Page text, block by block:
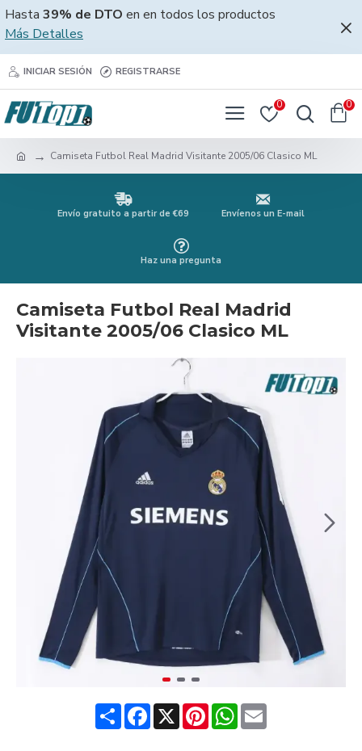
Hasta 39% de DTO en en todos los productos
Más Detalles
INICIAR SESIÓN REGISTRARSE
0 0
Camiseta Futbol Real Madrid Visitante 2005/06 Clasico ML
Envío gratuito a partir de €69 Envíenos un E-mail
Haz una pregunta
Camiseta Futbol Real Madrid
Visitante 2005/06 Clasico ML
ShareFacebook
X PinterestWhatsApp
Email